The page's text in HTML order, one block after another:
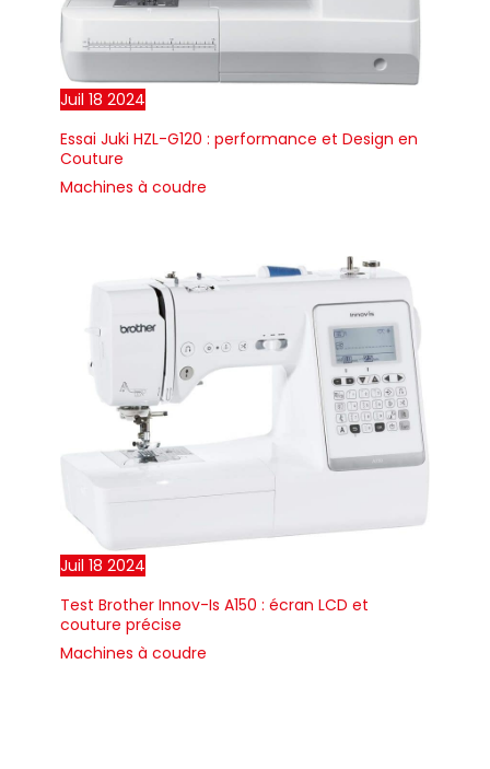
Juil 18 2024
Essai Juki HZL-G120 : performance et Design en
Couture
Machines à coudre
Juil 18 2024
Test Brother Innov-Is A150 : écran LCD et
couture précise
Machines à coudre